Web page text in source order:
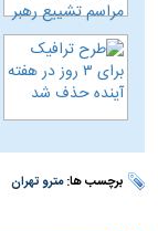
برچسب ها:مترو تهران